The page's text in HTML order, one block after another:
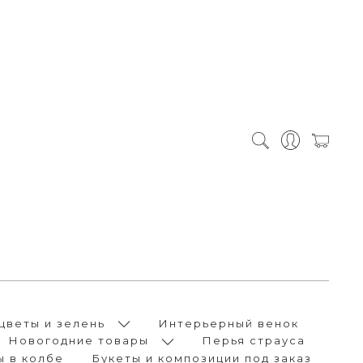
и зелень
Интерьерный венок
Новогодние товары
Перья страуса
в колбе
Букеты и композиции под заказ